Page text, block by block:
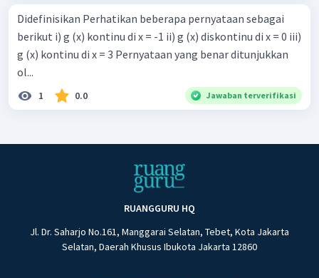
Didefinisikan Perhatikan beberapa pernyataan sebagai
berikut i) g (x) kontinu di x = -1 ii) g (x) diskontinu di x = 0 iii)
g (x) kontinu di x = 3 Pernyataan yang benar ditunjukkan
ol...
1 0.0 Jawaban terverifikasi
RUANGGURU HQ
Jl. Dr. Saharjo No.161, Manggarai Selatan, Tebet, Kota Jakarta
Selatan, Daerah Khusus Ibukota Jakarta 12860